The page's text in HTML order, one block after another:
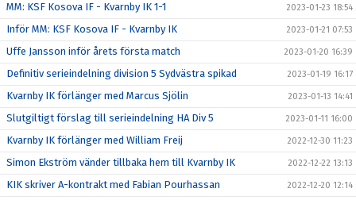
MM: KSF Kosova IF - Kvarnby IK 1-1 2023-01-23 18:54
Inför MM: KSF Kosova IF - Kvarnby IK 2023-01-21 07:53
Uffe Jansson inför årets första match 2023-01-20 16:39
Definitiv serieindelning division 5 Sydvästra spikad 2023-01-19 16:17
Kvarnby IK förlänger med Marcus Sjölin 2023-01-13 14:41
Slutgiltigt förslag till serieindelning HA Div 5 2023-01-11 16:00
Kvarnby IK förlänger med William Freij 2022-12-30 11:23
Simon Ekström vänder tillbaka hem till Kvarnby IK 2022-12-22 13:13
KIK skriver A-kontrakt med Fabian Pourhassan 2022-12-20 12:14